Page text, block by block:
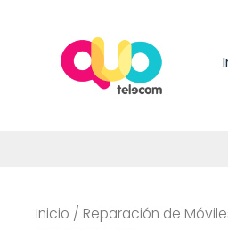
contenido
Inicio / Reparación de